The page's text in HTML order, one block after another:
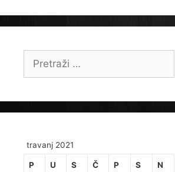
travanj 2021
P U S Č P S N